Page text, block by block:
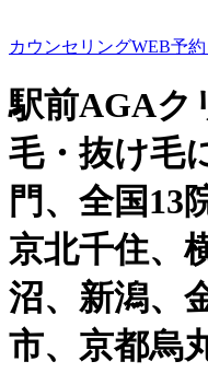
カウンセリングWEB予約
駅前AGAク
毛・抜け毛
門、全国13
京北千住、
沼、新潟、
市、京都烏